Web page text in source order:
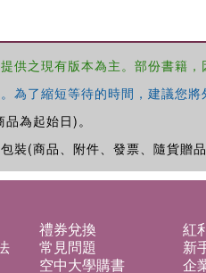
之現有版本為主。部份書籍，
了縮短等待的時間，建議您
為起始日)。
(商品、附件、發票、隨貨贈
禮券兌換
紅
常見問題
新
空中大學購書
企